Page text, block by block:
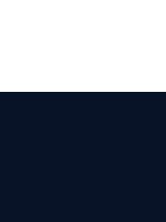
複雑な輸送の